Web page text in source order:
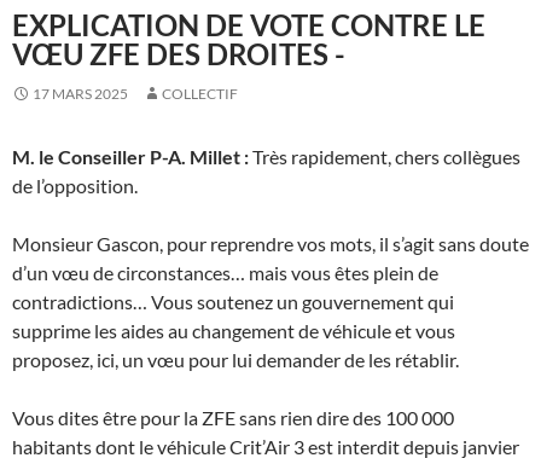
EXPLICATION DE VOTE CONTRE LE
VŒU ZFE DES DROITES -
17 MARS 2025 COLLECTIF
M. le Conseiller P-A. Millet :Très rapidement, chers collègues
de l’opposition.
Monsieur Gascon, pour reprendre vos mots, il s’agit sans doute
d’un vœu de circonstances… mais vous êtes plein de
contradictions… Vous soutenez un gouvernement qui
supprime les aides au changement de véhicule et vous
proposez, ici, un vœu pour lui demander de les rétablir.
Vous dites être pour la ZFE sans rien dire des 100 000
habitants dont le véhicule Crit’Air 3 est interdit depuis janvier